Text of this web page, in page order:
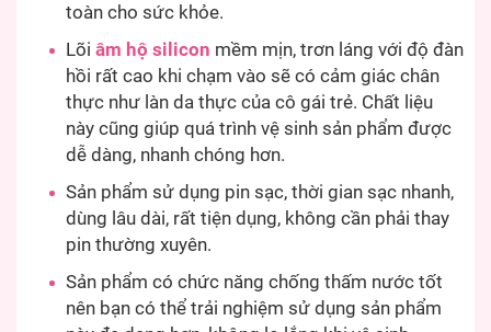
toàn cho sức khỏe.
Lõi âm hộ silicon mềm mịn, trơn láng với độ đàn
hồi rất cao khi chạm vào sẽ có cảm giác chân
thực như làn da thực của cô gái trẻ. Chất liệu
này cũng giúp quá trình vệ sinh sản phẩm được
dễ dàng, nhanh chóng hơn.
Sản phẩm sử dụng pin sạc, thời gian sạc nhanh,
dùng lâu dài, rất tiện dụng, không cần phải thay
pin thường xuyên.
Sản phẩm có chức năng chống thấm nước tốt
nên bạn có thể trải nghiệm sử dụng sản phẩm